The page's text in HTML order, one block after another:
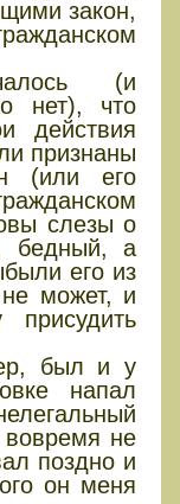
закон,
(и
нет), что
действия
признаны
(или его
слезы о
бедный, а
его из
может, и
был и у
напал
вовремя не
поздно и
он меня